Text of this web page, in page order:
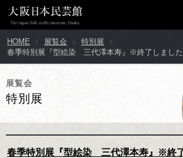
HOME 展覧会
特別展
春季特別展『型絵染 三代澤本寿』※終了しました
展覧会
特別展
春季特別展『型絵染 三代澤本寿』※終了